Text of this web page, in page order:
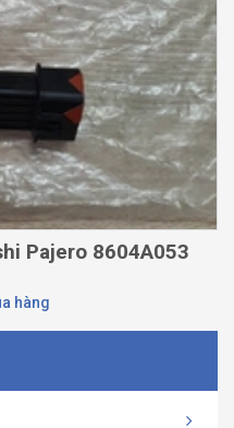
Pajero 8604A053
hàng